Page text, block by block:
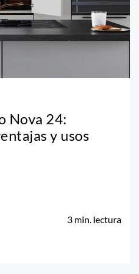
Nova 24:
y usos
3 min. lectura